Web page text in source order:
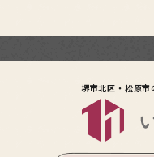
堺市北区・松原市